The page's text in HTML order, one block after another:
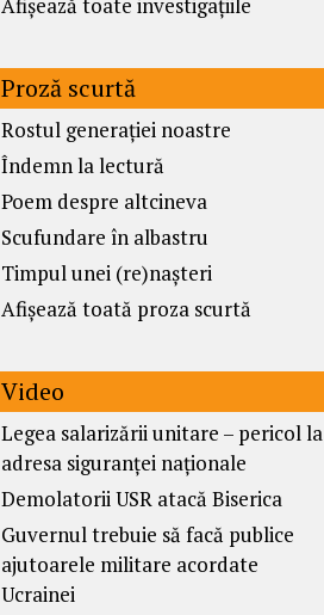
Afișează toate investigațiile
Proză scurtă
Rostul generației noastre
Îndemn la lectură
Poem despre altcineva
Scufundare în albastru
Timpul unei (re)nașteri
Afișează toată proza scurtă
Video
Legea salarizării unitare – pericol la
adresa siguranței naționale
Demolatorii USR atacă Biserica
Guvernul trebuie să facă publice
ajutoarele militare acordate
Ucrainei